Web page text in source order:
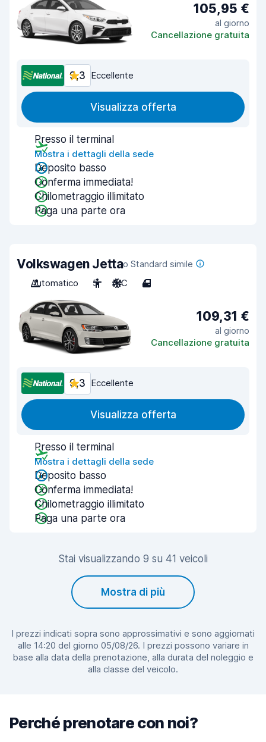
105,95 €
al giorno
Cancellazione gratuita
9,3 Eccellente
Visualizza offerta
Presso il terminal
Mostra i dettagli della sede
Deposito basso
Conferma immediata!
Chilometraggio illimitato
Paga una parte ora
Volkswagen Jettao Standard simile
Automatico
5 A/C 4
109,31 €
al giorno
Cancellazione gratuita
9,3 Eccellente
Visualizza offerta
Presso il terminal
Mostra i dettagli della sede
Deposito basso
Conferma immediata!
Chilometraggio illimitato
Paga una parte ora
Stai visualizzando 9 su 41 veicoli
Mostra di più
I prezzi indicati sopra sono approssimativi e sono aggiornati
alle 14:20 del giorno 05/08/26. I prezzi possono variare in
base alla data della prenotazione, alla durata del noleggio e
alla classe del veicolo.
Perché prenotare con noi?